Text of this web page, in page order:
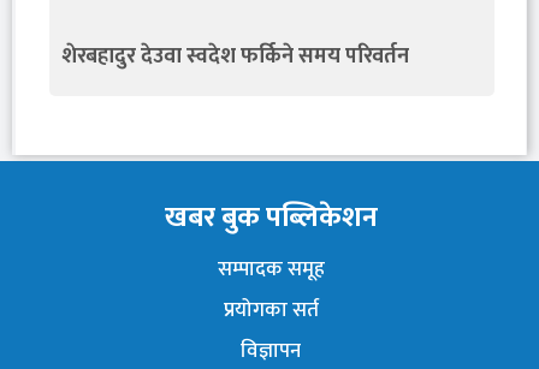
शेरबहादुर देउवा स्वदेश फर्किने समय परिवर्तन
खबर बुक पब्लिकेशन
सम्पादक समूह
प्रयोगका सर्त
विज्ञापन